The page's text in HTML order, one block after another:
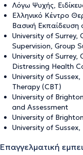
Λόγω Ψυχής,
Ελληνικό Κέντρο
Βασική Εκπαίδευση
University of Surrey,
Supervision, Group
University of Surrey,
Distressing Health
University of
Therapy (CBT)
University of
and Assessment
University of
University of
Επαγγελματική